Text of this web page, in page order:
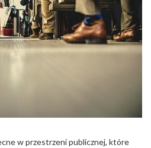
w przestrzeni publicznej, które